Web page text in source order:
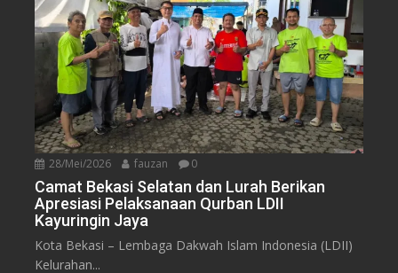
28/Mei/2026 fauzan 0
Camat Bekasi Selatan dan Lurah Berikan
Apresiasi Pelaksanaan Qurban LDII
Kayuringin Jaya
Kota Bekasi – Lembaga Dakwah Islam Indonesia (LDII)
Kelurahan...